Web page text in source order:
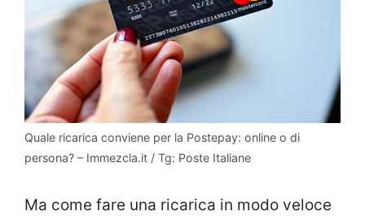
Quale ricarica conviene per la Postepay: online o di
persona? – Immezcla.it / Tg: Poste Italiane
Ma come fare una ricarica in modo veloce